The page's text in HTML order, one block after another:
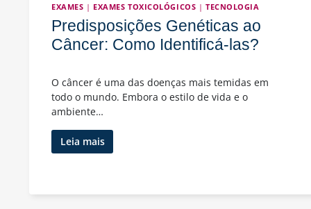
EXAMES | EXAMES TOXICOLÓGICOS | TECNOLOGIA
Predisposições Genéticas ao
Câncer: Como Identificá-las?
O câncer é uma das doenças mais temidas em
todo o mundo. Embora o estilo de vida e o
ambiente…
Leia maisPredisposições
Genéticas